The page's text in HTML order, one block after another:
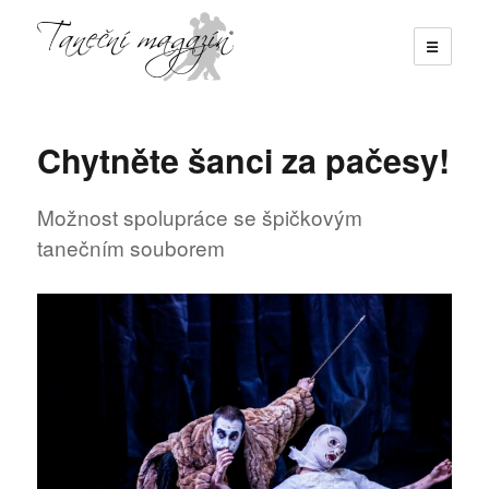
☰
Chytněte šanci za pačesy!
Možnost spolupráce se špičkovým
tanečním souborem